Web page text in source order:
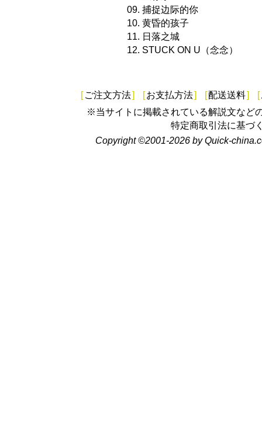
09. 捕捉边际的你
10. 黄昏的孩子
11. 日落之城
12. STUCK ON U（念念）
[ ご注文方法] [お支払方法] [配送送料] [
※当サイトに掲載されている解説文など
特定商取引法に基づ
Copyright ©2001-2026 by Quick-